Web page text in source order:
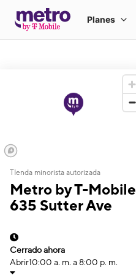
TIenda minorista autorizada
Metro by T-Mobile
635 Sutter Ave
Cerrado ahora
Abrir10:00 a. m. a 8:00 p. m.